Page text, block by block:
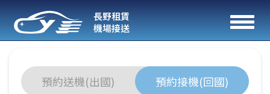
長野租賃
機場接送
預約送機(出國) 預約接機(回國)